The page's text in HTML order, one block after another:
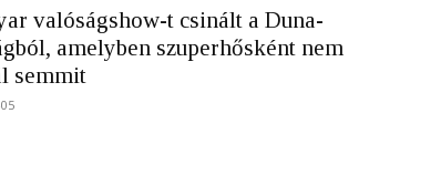
valóságshow-t csinált a Duna-
amelyben szuperhősként nem
semmit